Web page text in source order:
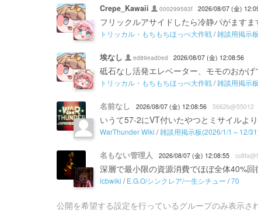
Crepe_Kawaii 000299593f 2026/08/07 (金)
フリックルアサイドしたら冷静パがます
トリッカル・もちもちほっぺ大作戦/雑談用掲示板
埃なし ed89ead0ed 2026/08/07 (金) 12:08:56
砥石なし活発エレベーター、モモのおか
トリッカル・もちもちほっぺ大作戦/雑談用掲示板
名前なし 2026/08/07 (金) 12:08:56 5662b@55012
いうて57-2にVT付いたやつとミサイルよ
WarThunder Wiki /雑談用掲示板(2026/1/1～12/
名もない管理人 2026/08/07 (金) 12:08:55
深層で最小限の資源消費でほぼ全体40%
lcbwiki /E.G.O/シンクレア/一生シチュー /70
公開を希望する設定を行っているグループのみ表示さ